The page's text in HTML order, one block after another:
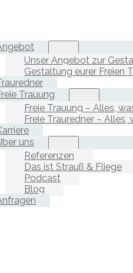
Unser Angebot zur
Gestaltung eurer Freien
Trauung
Freie Trauung – Alles,
Freie Trauredner –
uns
Referenzen
Das ist Strauß & Fliege
Podcast
Blog